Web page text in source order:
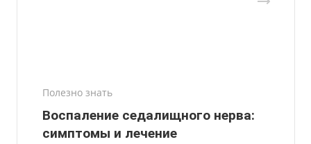
Полезно знать
Воспаление седалищного нерва:
симптомы и лечение